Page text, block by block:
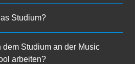
Studium?
dem Studium an der Music
arbeiten?